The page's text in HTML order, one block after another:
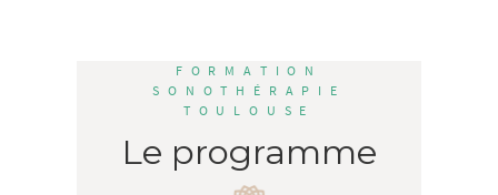
FORMATION
SONOTHÉRAPIE
TOULOUSE
Le programme